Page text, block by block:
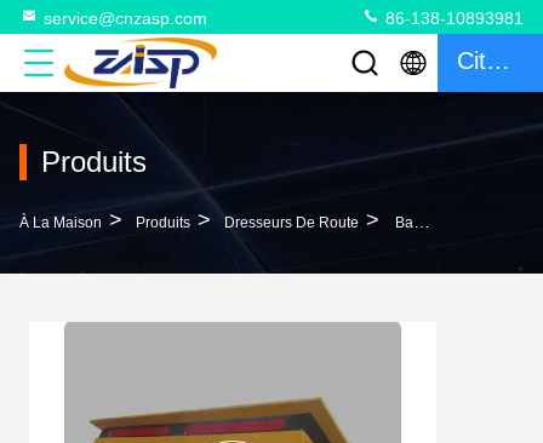
service@cnzasp.com 86-138-10893981
Citation
Produits
À La Maison > Produits > Dresseurs De Route > Barrières De Sécurité Actives Du Véhicule Plaque Supérieure De 20 Mm Pour Une Protection Maximale Contre Le Terrorisme